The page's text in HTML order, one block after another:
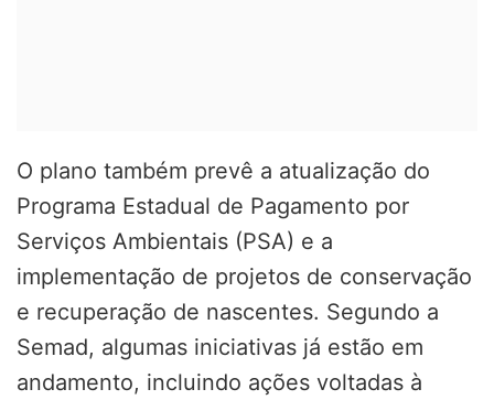
O plano também prevê a atualização do
Programa Estadual de Pagamento por
Serviços Ambientais (PSA) e a
implementação de projetos de conservação
e recuperação de nascentes. Segundo a
Semad, algumas iniciativas já estão em
andamento, incluindo ações voltadas à